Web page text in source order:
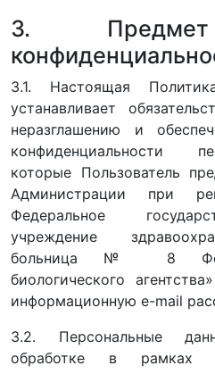
3. Предмет
3.1. Настоящая
устанавливает
неразглашению и
конфиденциальности
которые Пользователь
Администрации при
Федеральное
учреждение
больница № 8
биологического
информационную e-mail
3.2. Персональные
обработке в рамках